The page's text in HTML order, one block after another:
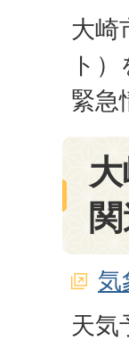
大崎
ト
緊急
気
天気